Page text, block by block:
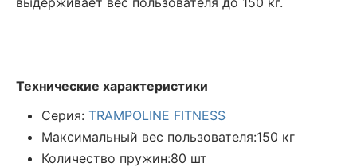
Технические характеристики
Серия: TRAMPOLINE FITNESS
Максимальный вес пользователя:150 кг
Количество пружин:80 шт